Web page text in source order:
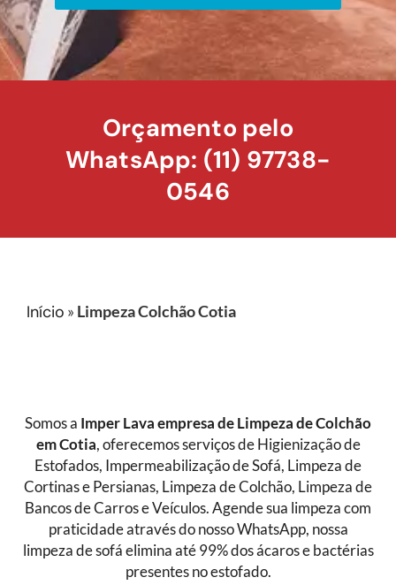
Orçamento pelo
WhatsApp: (11) 97738-
0546
Início » Limpeza Colchão Cotia
Somos a Imper Lava empresa de Limpeza de Colchão
em Cotia, oferecemos serviços de Higienização de
Estofados, Impermeabilização de Sofá, Limpeza de
Cortinas e Persianas, Limpeza de Colchão, Limpeza de
Bancos de Carros e Veículos. Agende sua limpeza com
praticidade através do nosso WhatsApp, nossa
limpeza de sofá elimina até 99% dos ácaros e bactérias
presentes no estofado.